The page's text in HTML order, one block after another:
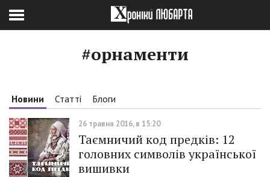
#орнаменти
Новини Статті Блоги
26 травня 2016, в 15:20
Таємничий код предків: 12
головних символів української
вишивки